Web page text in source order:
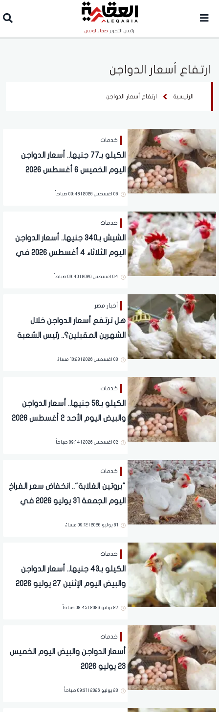
رئيس التحرير صفاء لويس
ارتفاع أسعار الدواجن
الرئيسية ارتفاع أسعار الدواجن
خدمات
الكيلو بـ77 جنيها.. أسعار الدواجن
اليوم الخميس 6 أغسطس 2026
06 اغسطس 2026 | 09:48 صباحاً
خدمات
الشيش بـ340 جنيها.. أسعار الدواجن
اليوم الثلاثاء 4 أغسطس 2026 في
04 اغسطس 2026 | 09:40 صباحاً
أخبار مصر
هل ترتفع أسعار الدواجن خلال
الشهرين المقبلين؟.. رئيس الشعبة
03 اغسطس 2026 | 10:23 مساءً
خدمات
الكيلو بـ56 جنيها.. أسعار الدواجن
والبيض اليوم الأحد 2 أغسطس 2026
02 اغسطس 2026 | 09:14 صباحاً
خدمات
"بروتين الغلابة".. انخفاض سعر الفراخ
اليوم الجمعة 31 يوليو 2026 في
31 يوليو 2026 | 09:12 مساءً
خدمات
الكيلو بـ43 جنيها.. أسعار الدواجن
والبيض اليوم الإثنين 27 يوليو 2026
27 يوليو 2026 | 08:45 صباحاً
خدمات
أسعار الدواجن والبيض اليوم الخميس
23 يوليو 2026
23 يوليو 2026 | 09:31 صباحاً